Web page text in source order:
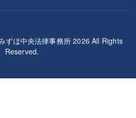
ずほ中央法律事務所 2026 All Rights
Reserved.